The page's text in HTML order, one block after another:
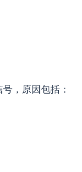
，原因包括：